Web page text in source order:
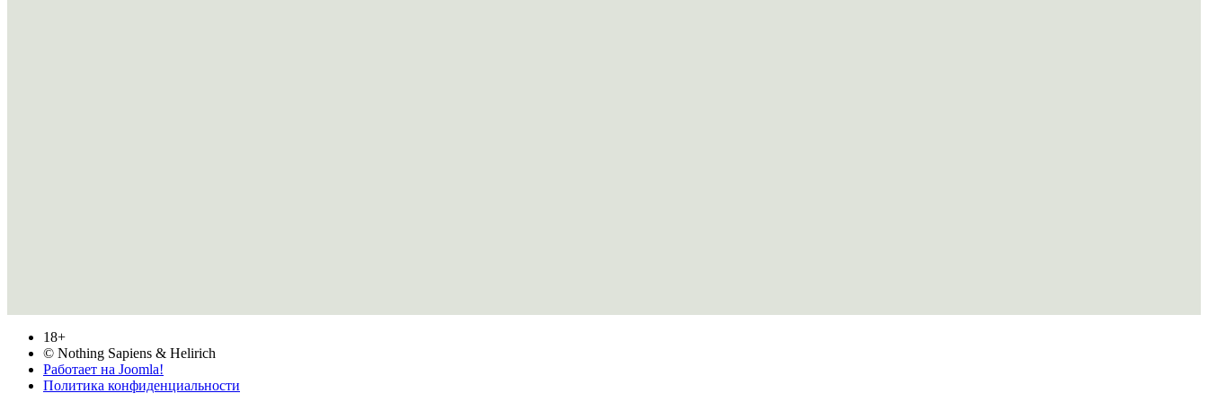
18+
© Nothing Sapiens & Helirich
Работает на Joomla!
Политика конфиденциальности